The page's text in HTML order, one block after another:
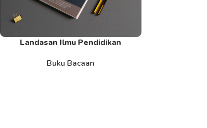
Read MoreLandasan Ilmu Pendidikan
Buku Bacaan